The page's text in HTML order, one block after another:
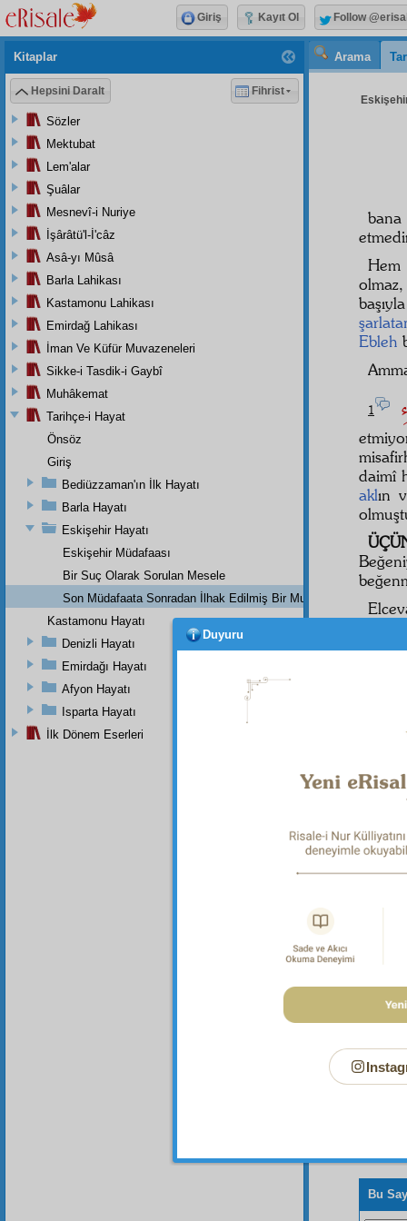
Arama
Ebleh
1
daimî
aklın
de,
ıslah
Dipnot-1
12:53.
Bu
Kitaplar
Hepsini Daralt Fihrist
Sözler
Mektubat
Lem'alar
Şuâlar
Mesnevî-i Nuriye
İşârâtü'l-İ'câz
Asâ-yı Mûsâ
Barla Lahikası
Kastamonu Lahikası
Emirdağ Lahikası
İman Ve Küfür Muvazeneleri
Sikke-i Tasdik-i Gaybî
Muhâkemat
Tarihçe-i Hayat
Önsöz
Giriş
Bediüzzaman'ın İlk Hayatı
Barla Hayatı
Eskişehir Hayatı
Eskişehir Müdafaası
Bir Suç Olarak Sorulan Mesele
Son Müdafaata Sonradan İlhak Edilmiş Bir Mukaddeme
Kastamonu Hayatı
Denizli Hayatı
Emirdağı Hayatı
Afyon Hayatı
Isparta Hayatı
İlk Dönem Eserleri
Giriş Kayıt Ol Follow
Duyuru